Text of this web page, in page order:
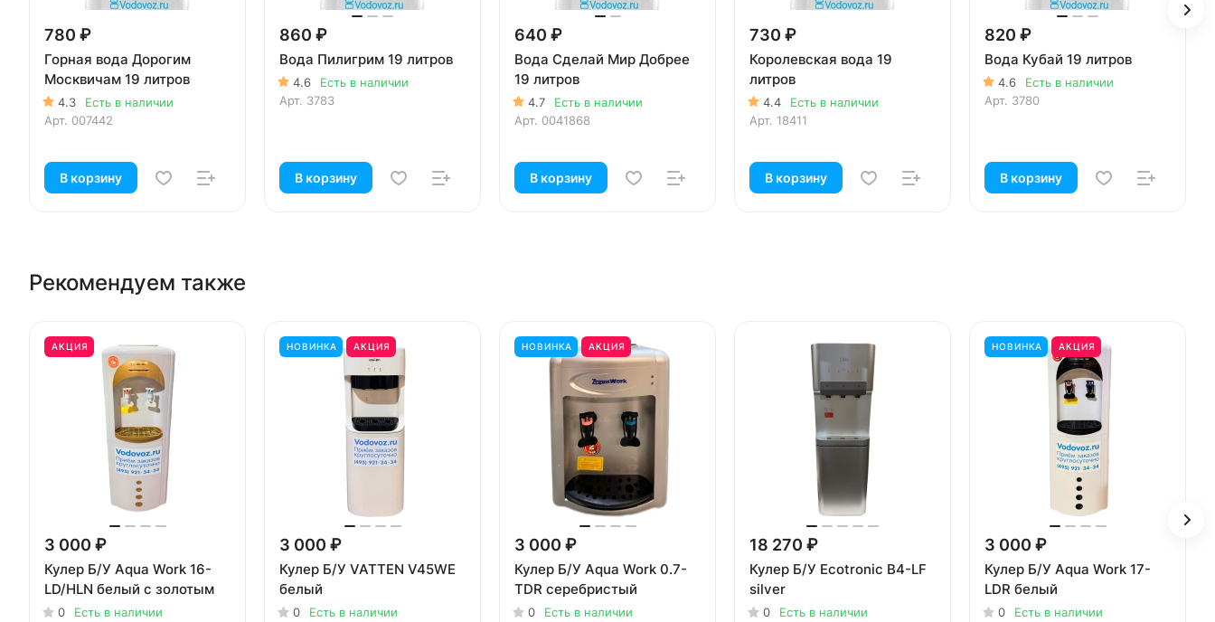
780 ₽
Горная вода Дорогим
Москвичам 19 литров
4.3
Есть в наличии
Арт. 007442
В корзину
860 ₽
Вода Пилигрим 19 литров
4.6
Есть в наличии
Арт. 3783
В корзину
640 ₽
Вода Сделай Мир Добрее
19 литров
4.7
Есть в наличии
Арт. 0041868
В корзину
730 ₽
Королевская вода 19
литров
4.4
Есть в наличии
Арт. 18411
В корзину
820 ₽
Вода Кубай 19 литров
4.6
Есть в наличии
Арт. 3780
В корзину
Рекомендуем также
АКЦИЯ
3 000 ₽
Кулер Б/У Aqua Work 16-
LD/HLN белый с золотым
0
Есть в наличии
НОВИНКА АКЦИЯ
3 000 ₽
Кулер Б/У VATTEN V45WE
белый
0
Есть в наличии
НОВИНКА АКЦИЯ
3 000 ₽
Кулер Б/У Aqua Work 0.7-
TDR серебристый
0
Есть в наличии
18 270 ₽
Кулер Б/У Ecotronic B4-LF
silver
0
Есть в наличии
НОВИНКА АКЦИЯ
3 000 ₽
Кулер Б/У Aqua Work 17-
LDR белый
0
Есть в наличии